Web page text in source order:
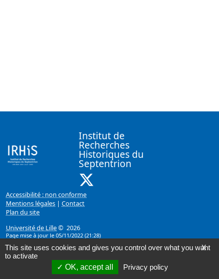
Institut de
Recherches
Historiques du
Septentrion
Accessibilité : non conforme
Mentions légales | Contact
Plan du site
Université de Lille© 2026
Page mise à jour le 05/11/2022 (21:28)
X
This site uses cookies and gives you control over what you want
to activate
OK, accept all
Privacy policy